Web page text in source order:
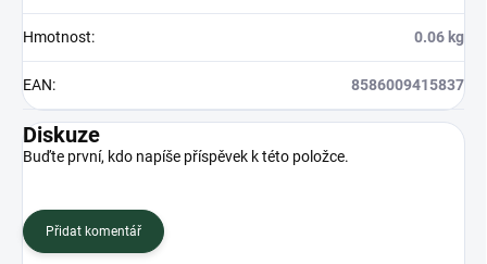
Hmotnost: 0.06 kg
EAN: 8586009415837
Diskuze
Buďte první, kdo napíše příspěvek k této položce.
Přidat komentář